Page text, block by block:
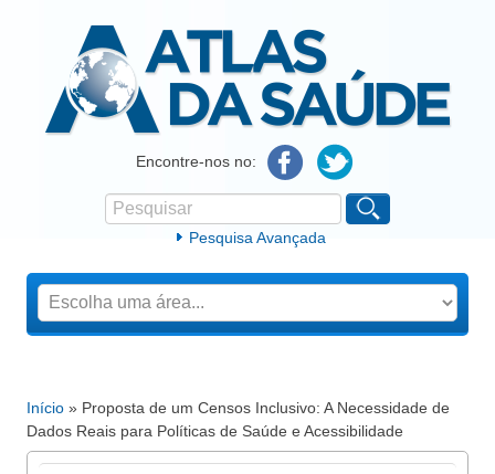
Atlas da SaúdeEncontre-nos no:
Formulário de procura
Pesquisar
Pesquisa Avançada
Está aqui
Início » Proposta de um Censos Inclusivo: A Necessidade de
Dados Reais para Políticas de Saúde e Acessibilidade